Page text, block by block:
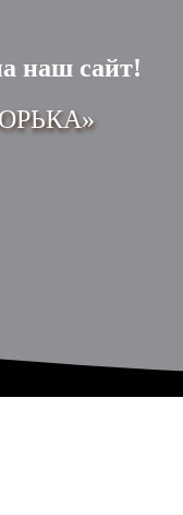
наш сайт!